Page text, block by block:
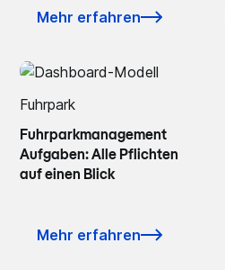
Mehr erfahren
Fuhrpark
Fuhrparkmanagement
Aufgaben: Alle Pflichten
auf einen Blick
Mehr erfahren